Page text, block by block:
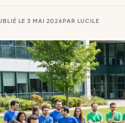
LE3 MAI 2026PAR LUCILE